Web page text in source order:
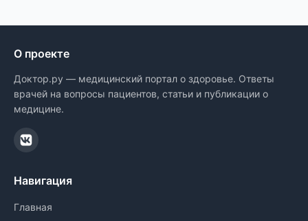
О проекте
Доктор.ру — медицинский портал о здоровье. Ответы
врачей на вопросы пациентов, статьи и публикации о
медицине.
Навигация
Главная